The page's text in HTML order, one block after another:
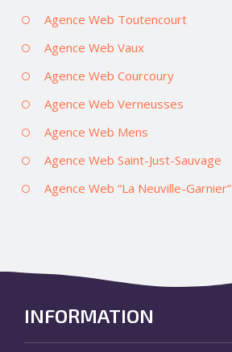
Agence Web Toutencourt
Agence Web Vaux
Agence Web Courcoury
Agence Web Verneusses
Agence Web Mens
Agence Web Saint-Just-Sauvage
Agence Web “La Neuville-Garnier”
INFORMATION